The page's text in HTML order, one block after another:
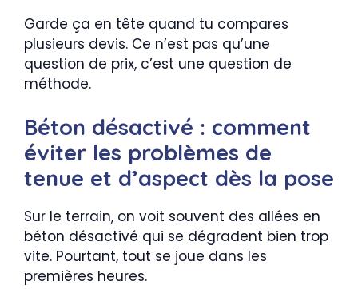
Garde ça en tête quand tu compares
plusieurs devis. Ce n’est pas qu’une
question de prix, c’est une question de
méthode.
Béton désactivé : comment
éviter les problèmes de
tenue et d’aspect dès la pose
Sur le terrain, on voit souvent des allées en
béton désactivé qui se dégradent bien trop
vite. Pourtant, tout se joue dans les
premières heures.